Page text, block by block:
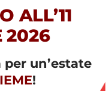
ALL’11
2026
un’estate
!